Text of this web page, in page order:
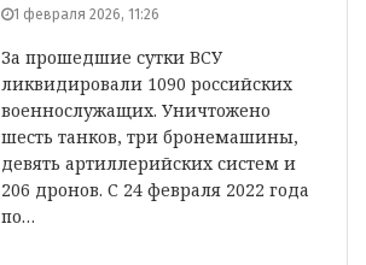
1 февраля 2026, 11:26
За прошедшие сутки ВСУ
ликвидировали 1090 российских
военнослужащих. Уничтожено
шесть танков, три бронемашины,
девять артиллерийских систем и
206 дронов. С 24 февраля 2022 года
по…